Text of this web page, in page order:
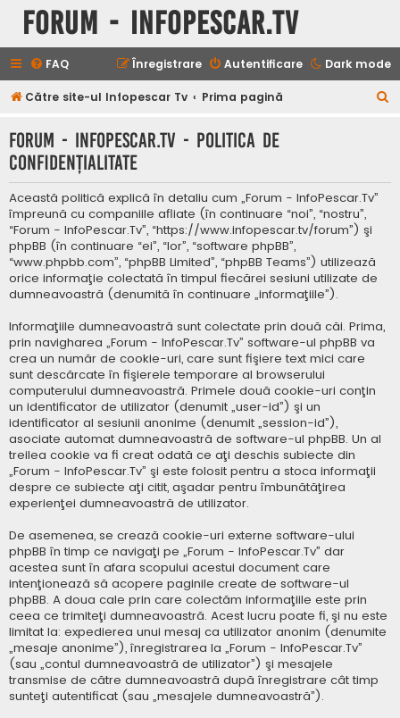
Forum - InfoPescar.Tv
Dark mode
FAQ Autentificare
Înregistrare
Către site-ul Infopescar Tv Prima pagină
Forum - InfoPescar.Tv - Politica de
confidenţialitate
Această politică explică în detaliu cum „Forum - InfoPescar.Tv”
împreună cu companiile afliate (în continuare “noi”, “nostru”,
“Forum - InfoPescar.Tv”, “https://www.infopescar.tv/forum”) şi
phpBB (în continuare “ei”, “lor”, “software phpBB”,
“www.phpbb.com”, “phpBB Limited”, “phpBB Teams”) utilizează
orice informaţie colectată în timpul fiecărei sesiuni utilizate de
dumneavoastră (denumită în continuare „informaţiile”).
Informaţiile dumneavoastră sunt colectate prin două căi. Prima,
prin navigharea „Forum - InfoPescar.Tv” software-ul phpBB va
crea un număr de cookie-uri, care sunt fişiere text mici care
sunt descărcate în fişierele temporare al browserului
computerului dumneavoastră. Primele două cookie-uri conţin
un identificator de utilizator (denumit „user-id”) şi un
identificator al sesiunii anonime (denumit „session-id”),
asociate automat dumneavoastră de software-ul phpBB. Un al
treilea cookie va fi creat odată ce aţi deschis subiecte din
„Forum - InfoPescar.Tv” şi este folosit pentru a stoca informaţii
despre ce subiecte aţi citit, aşadar pentru îmbunătăţirea
experienţei dumneavoastră de utilizator.
De asemenea, se crează cookie-uri externe software-ului
phpBB în timp ce navigaţi pe „Forum - InfoPescar.Tv” dar
acestea sunt în afara scopului acestui document care
intenţionează să acopere paginile create de software-ul
phpBB. A doua cale prin care colectăm informaţiile este prin
ceea ce trimiteţi dumneavoastră. Acest lucru poate fi, şi nu este
limitat la: expedierea unui mesaj ca utilizator anonim (denumite
„mesaje anonime”), înregistrarea la „Forum - InfoPescar.Tv”
(sau „contul dumneavoastră de utilizator”) şi mesajele
transmise de către dumneavoastră după înregistrare cât timp
sunteţi autentificat (sau „mesajele dumneavoastră”).